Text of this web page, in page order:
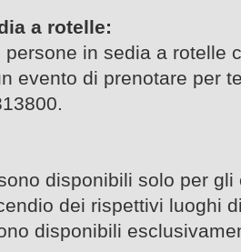
a rotelle:
persone in sedia a rotelle
evento di prenotare per
disponibili solo per
dei rispettivi luoghi
disponibili